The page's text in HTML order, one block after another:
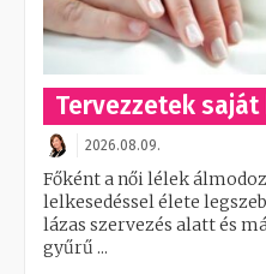
Tervezzetek
2026.08.09.
Főként a női lélek
lelkesedéssel élete
lázas szervezés alatt és
gyűrű ...